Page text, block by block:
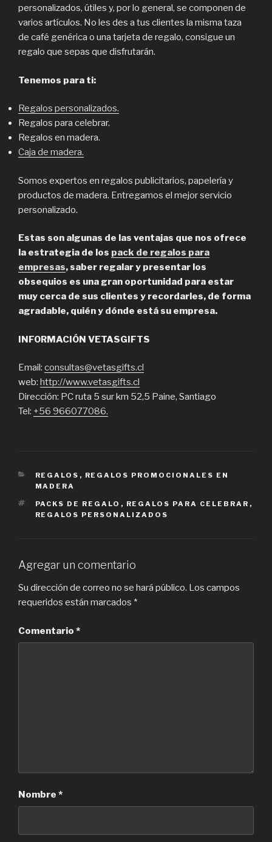
personalizados, útiles y, por lo general, se componen de
varios artículos. No les des a tus clientes la misma taza
de café genérica o una tarjeta de regalo, consigue un
regalo que sepas que disfrutarán.
Tenemos para ti:
Regalos personalizados.
Regalos para celebrar.
Regalos en madera.
Caja de madera.
Somos expertos en regalos publicitarios, papelería y
productos de madera. Entregamos el mejor servicio
personalizado.
Estas son algunas de las ventajas que nos ofrece
la estrategia de los pack de regalos para
empresas, saber regalar y presentar los
obsequios es una gran oportunidad para estar
muy cerca de sus clientes y recordarles, de forma
agradable, quién y dónde está su empresa.
INFORMACIÓN VETASGIFTS
Email: consultas@vetasgifts.cl
web: http://www.vetasgifts.cl
Dirección: PC ruta 5 sur km 52,5 Paine, Santiago
Tel: +56 966077086.
CATEGORIES
REGALOS , REGALOS PROMOCIONALES EN
MADERA
TAGS
PACKS DE REGALO , REGALOS PARA CELEBRAR ,
REGALOS PERSONALIZADOS
Agregar un comentario
Su dirección de correo no se hará público. Los campos
requeridos están marcados *
Comentario *
Nombre *